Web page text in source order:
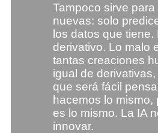
Tampoco sirve
nuevas: solo
los datos que tiene.
derivativo. Lo malo
tantas creaciones
igual de
que será fácil
hacemos lo mismo,
es lo mismo. La IA
innovar.